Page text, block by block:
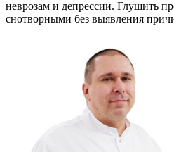
неврозам и депрессии. Глушить
снотворными без выявления